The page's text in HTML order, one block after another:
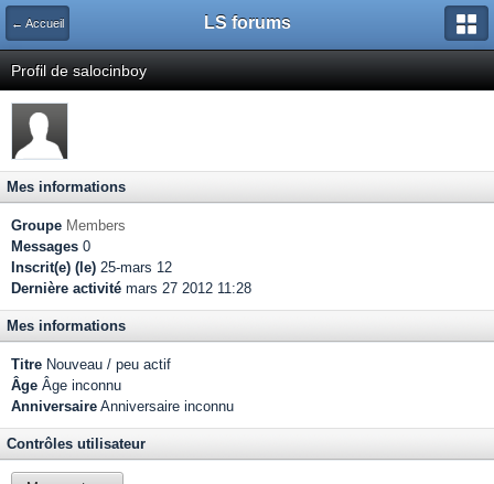
← Accueil LS forums
Profil de salocinboy
Mes informations
Groupe Members
Messages 0
Inscrit(e) (le) 25-mars 12
Dernière activité mars 27 2012 11:28
Mes informations
Titre Nouveau / peu actif
Âge Âge inconnu
Anniversaire Anniversaire inconnu
Contrôles utilisateur